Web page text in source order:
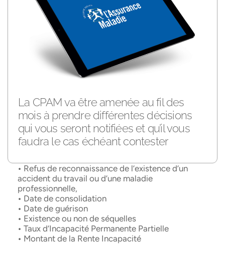
La CPAM va être amenée au fil des
mois à prendre différentes décisions
qui vous seront notifiées et qu’il vous
faudra le cas échéant contester
• Refus de reconnaissance de l’existence d’un
accident du travail ou d’une maladie
professionnelle,
• Date de consolidation
• Date de guérison
• Existence ou non de séquelles
• Taux d’Incapacité Permanente Partielle
• Montant de la Rente Incapacité